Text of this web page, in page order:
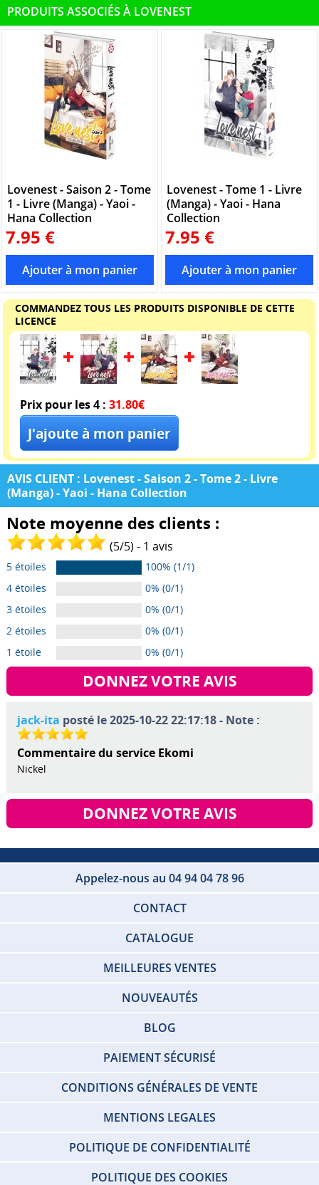
PRODUITS ASSOCIÉS À LOVENEST
Lovenest - Saison 2 - Tome
1 - Livre (Manga) - Yaoi -
Hana Collection
7.95 €
Lovenest - Tome 1 - Livre
(Manga) - Yaoi - Hana
Collection
7.95 €
COMMANDEZ TOUS LES PRODUITS DISPONIBLE DE CETTE
LICENCE
Prix pour les 4 : 31.80€
AVIS CLIENT : Lovenest - Saison 2 - Tome 2 - Livre
(Manga) - Yaoi - Hana Collection
Note moyenne des clients :
(5/5) - 1 avis
5 étoiles
100% (1/1)
4 étoiles
0% (0/1)
3 étoiles
0% (0/1)
2 étoiles
0% (0/1)
1 étoile
0% (0/1)
DONNEZ VOTRE AVIS
jack-ita posté le 2025-10-22 22:17:18 - Note :
Commentaire du service Ekomi
Nickel
DONNEZ VOTRE AVIS
Appelez-nous au 04 94 04 78 96
CONTACT
CATALOGUE
MEILLEURES VENTES
NOUVEAUTÉS
BLOG
PAIEMENT SÉCURISÉ
CONDITIONS GÉNÉRALES DE VENTE
MENTIONS LEGALES
POLITIQUE DE CONFIDENTIALITÉ
POLITIQUE DES COOKIES